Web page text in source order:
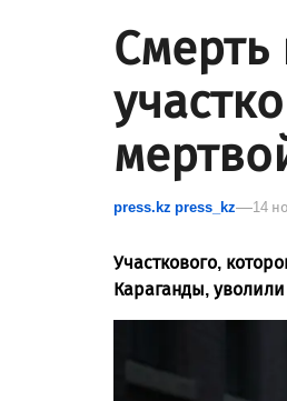
Смерть
press.kz press_kz 14
Участкового,
Караганды,